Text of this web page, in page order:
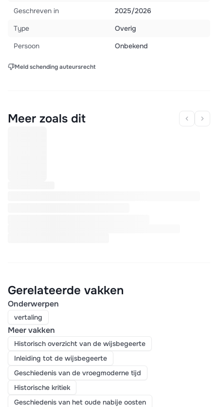
Geschreven in
2025/2026
Type
Overig
Persoon
Onbekend
Meld schending auteursrecht
Meer zoals dit
Gerelateerde vakken
Onderwerpen
vertaling
Meer vakken
Historisch overzicht van de wijsbegeerte
Inleiding tot de wijsbegeerte
Geschiedenis van de vroegmoderne tijd
Historische kritiek
Geschiedenis van het oude nabije oosten